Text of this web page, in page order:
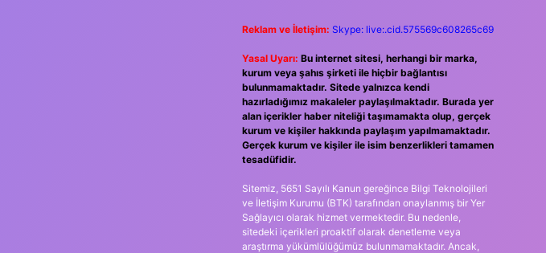
Reklam ve İletişim: Skype: live:.cid.575569c608265c69
Yasal Uyarı: Bu internet sitesi, herhangi bir marka,
kurum veya şahıs şirketi ile hiçbir bağlantısı
bulunmamaktadır. Sitede yalnızca kendi
hazırladığımız makaleler paylaşılmaktadır. Burada yer
alan içerikler haber niteliği taşımamakta olup, gerçek
kurum ve kişiler hakkında paylaşım yapılmamaktadır.
Gerçek kurum ve kişiler ile isim benzerlikleri tamamen
tesadüfidir.
Sitemiz, 5651 Sayılı Kanun gereğince Bilgi Teknolojileri
ve İletişim Kurumu (BTK) tarafından onaylanmış bir Yer
Sağlayıcı olarak hizmet vermektedir. Bu nedenle,
sitedeki içerikleri proaktif olarak denetleme veya
araştırma yükümlülüğümüz bulunmamaktadır. Ancak,